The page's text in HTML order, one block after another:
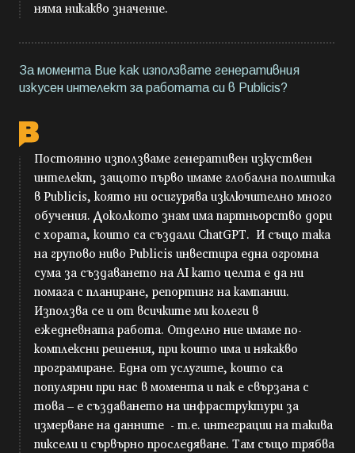
няма никакво значение.
За момента Вие как използвате генеративния
изкусен интелект за работата си в Publicis?
Постоянно използваме генеративен изкуствен
интелект, защото първо имаме глобална политика
в Publicis, която ни осигурява изключително много
обучения. Доколкото знам има партньорство дори
с хората, които са създали ChatGPT. И също така
на групово ниво Publicis инвестира една огромна
сума за създаването на AI като целта е да ни
помага с планиране, репортинг на кампании.
Използва се и от всичките ми колеги в
ежедневната работа. Отделно ние имаме по-
комплексни решения, при които има и някакво
програмиране. Една от услугите, които са
популярни при нас в момента и пак е свързана с
това – е създаването на инфраструктури за
измерване на данните - т.е. интеграции на такива
пиксели и сървърно проследяване. Там също трябва